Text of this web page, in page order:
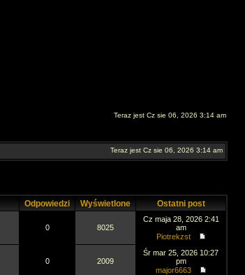
Teraz jest Cz sie 06, 2026 3:14 am
Teraz jest Cz sie 06, 2026 3:14 am
Odpowiedzi Wyświetlone Ostatni post
0 8025
Cz maja 28, 2026 2:41
am
Piotrekzst
0 2009
Śr mar 25, 2026 10:27
pm
major6663